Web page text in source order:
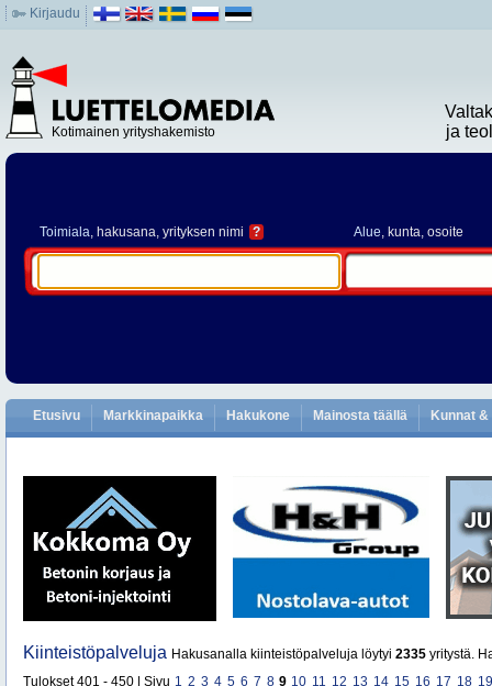
Kirjaudu
Kotimainen yrityshakemisto
ja
Toimiala, hakusana, yrityksen nimi ? Alue, kunta, osoite
Etusivu Markkinapaikka Hakukone Mainosta täällä Kunnat
Kiinteistöpalveluja Hakusanalla kiinteistöpalveluja löytyi 2335 yritystä.
Tulokset 401 - 450 | Sivu 1 2 3 4 5 6 7 8 9 10 11 12 13 14 15 16 17 18 19